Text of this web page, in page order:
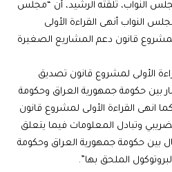
النواب، تلقته الرشيد، أن “مجلس
النواب أنهى القراءة الأولى
قانون دعم المشاريع الصغيرة
الأولى لمشروع قانون تصديق
بين حكومة جمهورية العراق وحكومة
كما انهى القراءة الأولى لمشروع قانون
وتبادل المعلومات فيما يتعلق
بين حكومة جمهورية العراق وحكومة
الملحق بها”.